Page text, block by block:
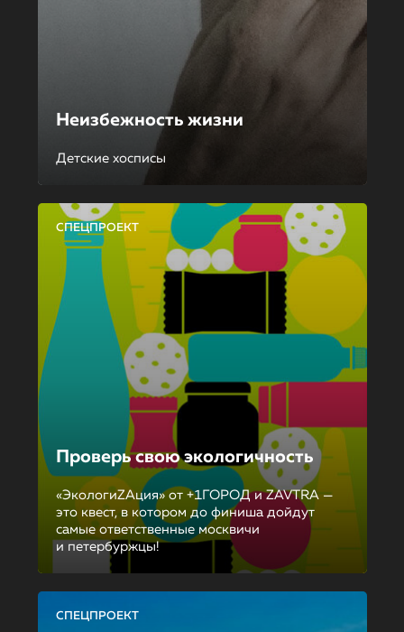
Неизбежность жизни
Детские хосписы
СПЕЦПРОЕКТ
Проверь свою экологичность
«ЭкологиZAция» от +1ГОРОД и ZAVTRA —
это квест, в котором до финиша дойдут
самые ответственные москвичи
и петербуржцы!
СПЕЦПРОЕКТ